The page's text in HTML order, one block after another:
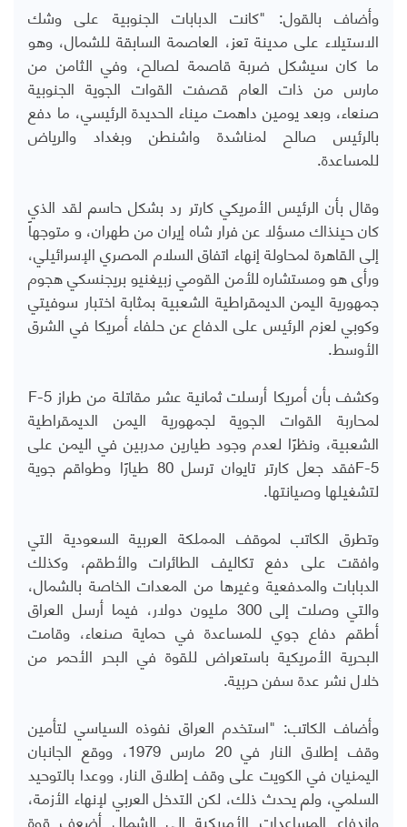
وأضاف بالقول: "كانت الدبابات الجنوبية على وشك
الاستيلاء على مدينة تعز، العاصمة السابقة للشمال، وهو
ما كان سيشكل ضربة قاصمة لصالح، وفي الثامن من
مارس من ذات العام قصفت القوات الجوية الجنوبية
صنعاء، وبعد يومين داهمت ميناء الحديدة الرئيسي، ما دفع
بالرئيس صالح لمناشدة واشنطن وبغداد والرياض
للمساعدة.
وقال بأن الرئيس الأمريكي كارتر رد بشكل حاسم لقد الذي
كان حينذاك مسؤلا عن فرار شاه إيران من طهران، و متوجهاً
إلى القاهرة لمحاولة إنهاء اتفاق السلام المصري الإسرائيلي،
ورأى هو ومستشاره للأمن القومي زبيغنيو بريجنسكي هجوم
جمهورية اليمن الديمقراطية الشعبية بمثابة اختبار سوفيتي
وكوبي لعزم الرئيس على الدفاع عن حلفاء أمريكا في الشرق
الأوسط.
وكشف بأن أمريكا أرسلت ثمانية عشر مقاتلة من طراز
لمحاربة القوات الجوية لجمهورية اليمن الديمقراطية
الشعبية، ونظرًا لعدم وجود طيارين مدربين في اليمن على
F-5
فقد جعل كارتر تايوان ترسل 80 طيارًا وطواقم جوية
لتشغيلها وصيانتها.
وتطرق الكاتب لموقف المملكة العربية السعودية التي
وافقت على دفع تكاليف الطائرات والأطقم، وكذلك
الدبابات والمدفعية وغيرها من المعدات الخاصة بالشمال،
والتي وصلت إلى 300 مليون دولار، فيما أرسل العراق
أطقم دفاع جوي للمساعدة في حماية صنعاء، وقامت
البحرية الأمريكية باستعراض للقوة في البحر الأحمر من
خلال نشر عدة سفن حربية.
وأضاف الكاتب: "استخدم العراق نفوذه السياسي لتأمين
وقف إطلاق النار في 20 مارس 1979، ووقع الجانبان
اليمنيان في الكويت على وقف إطلاق النار، ووعدا بالتوحيد
السلمي، ولم يحدث ذلك، لكن التدخل العربي لإنهاء الأزمة،
واندفاع المساعدات الأمريكية إلى الشمال أضعف قوة